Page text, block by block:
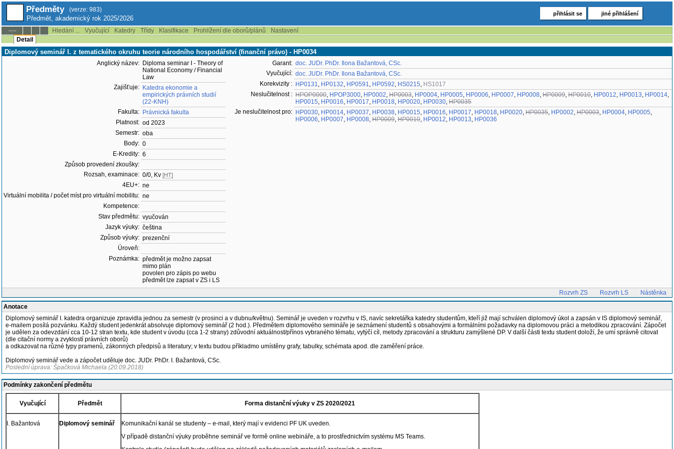
Předměty (verze: 983)
Předmět, akademický rok 2025/2026
přihlásit se jiné přihlášení
--:-- Hledání ... Vyučující Katedry Třídy Klasifikace Prohlížení dle oborů/plánů
Nastavení
Detail
Diplomový seminář I. z tematického okruhu teorie národního hospodářství (finanční právo) - HP0034
Anglický název: Diploma seminar I - Theory of
National Economy / Financial
Law
Zajišťuje: Katedra ekonomie a
empirických právních studií
(22-KNH)
Fakulta: Právnická fakulta
Platnost: od 2023
Semestr: oba
Body: 0
E-Kredity: 6
Způsob provedení zkoušky:
Rozsah, examinace: 0/0, Kv [HT]
4EU+: ne
Virtuální mobilita / počet míst pro virtuální mobilitu: ne
Kompetence:
Stav předmětu: vyučován
Jazyk výuky: čeština
Způsob výuky: prezenční
Úroveň:
Poznámka: předmět je možno zapsat
mimo plán
povolen pro zápis po webu
předmět lze zapsat v ZS i LS
Garant: doc. JUDr. PhDr. Ilona Bažantová, CSc.
Vyučující: doc. JUDr. PhDr. Ilona Bažantová, CSc.
Korekvizity : HP0131, HP0132, HP0591, HP0592, HS0215, HS1017
Neslučitelnost : HPOP0000, HPOP3000, HP0002, HP0003, HP0004, HP0005, HP0006, HP0007, HP0008, HP0009, HP0010, HP0012, HP0013, HP0014,
HP0015, HP0016, HP0017, HP0018, HP0020, HP0030, HP0035
Je neslučitelnost pro: HP0030, HP0014, HP0037, HP0038, HP0015, HP0016, HP0017, HP0018, HP0020, HP0035, HP0002, HP0003, HP0004, HP0005,
HP0006, HP0007, HP0008, HP0009, HP0010, HP0012, HP0013, HP0036
Rozvrh ZS Rozvrh LS
Nástěnka
Anotace
Diplomový seminář I. katedra organizuje zpravidla jednou za semestr (v prosinci a v dubnu/květnu). Seminář je uveden v rozvrhu v IS, navíc sekretářka katedry studentům, kteří již mají schválen diplomový úkol a zapsán v IS diplomový seminář,
e-mailem posílá pozvánku. Každý student jedenkrát absolvuje diplomový seminář (2 hod.). Předmětem diplomového semináře je seznámení studentů s obsahovými a formálními požadavky na diplomovou práci a metodikou zpracování. Zápočet
je udělen za odevzdání cca 10-12 stran textu, kde student v úvodu (cca 1-2 strany) zdůvodní aktuálnost/přínos vybraného tématu, vytýčí cíl, metody zpracování a strukturu zamýšlené DP. V další části textu student doloží, že umí správně citovat
(dle citační normy a zvyklostí právních oborů)
a odkazovat na různé typy pramenů, zákonných předpisů a literatury; v textu budou příkladmo umístěny grafy, tabulky, schémata apod. dle zaměření práce.
Diplomový seminář vede a zápočet uděluje doc. JUDr. PhDr. I. Bažantová, CSc.
Poslední úprava: Špačková Michaela (20.09.2018)
Podmínky zakončení předmětu
Vyučující Předmět Forma distanční výuky v ZS 2020/2021
I. Bažantová Diplomový seminář
Komunikační kanál se studenty – e-mail, který mají v evidenci PF UK uveden.
V případě distanční výuky proběhne seminář ve formě online webináře, a to prostřednictvím systému MS Teams.